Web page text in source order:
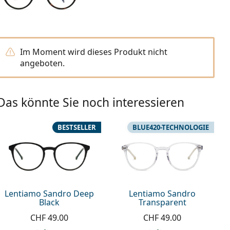
Im Moment wird dieses Produkt nicht
angeboten.
könnte Sie noch interessieren
Lentiamo Sandro Deep
Black
BESTSELLER
CHF 49.00
Lentiamo Sandro
Transparent
BLUE420-TECHNOLOGIE
CHF 49.00